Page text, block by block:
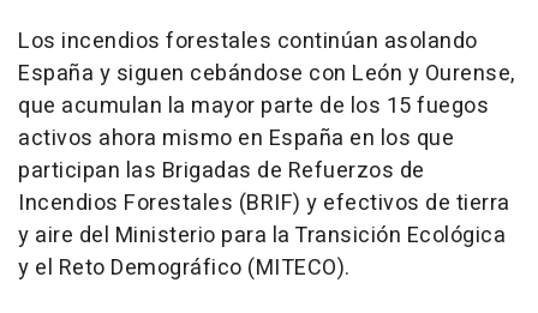
Los incendios forestales continúan asolando
España y siguen cebándose con León y Ourense,
que acumulan la mayor parte de los 15 fuegos
activos ahora mismo en España en los que
participan las Brigadas de Refuerzos de
Incendios Forestales (BRIF) y efectivos de tierra
y aire del Ministerio para la Transición Ecológica
y el Reto Demográfico (MITECO).